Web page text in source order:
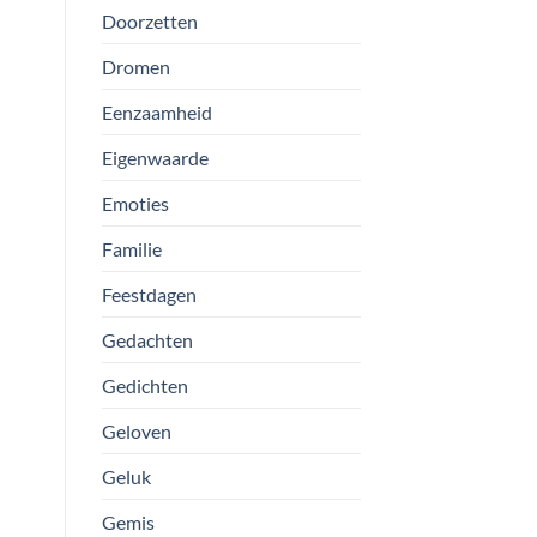
Doorzetten
Dromen
Eenzaamheid
Eigenwaarde
Emoties
Familie
Feestdagen
Gedachten
Gedichten
Geloven
Geluk
Gemis